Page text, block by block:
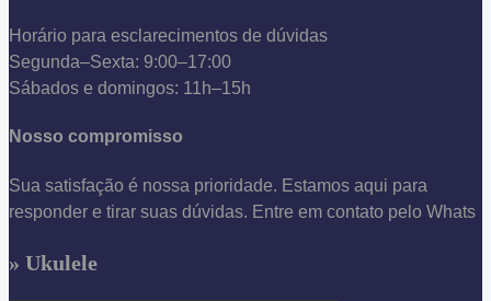
Horário para esclarecimentos de dúvidas
Segunda–Sexta: 9:00–17:00
Sábados e domingos: 11h–15h
Nosso compromisso
Sua satisfação é nossa prioridade. Estamos aqui para
responder e tirar suas dúvidas. Entre em contato pelo Whats
» Ukulele